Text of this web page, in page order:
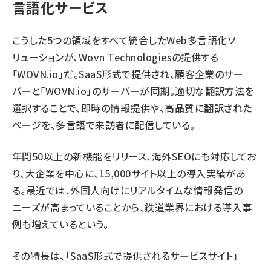
言語化サービス
こうした5つの領域をすべて統合したWeb多言語化ソ
リューションが、Wovn Technologiesの提供する
「WOVN.io 」だ。SaaS形式で提供され、顧客企業のサー
バーと「WOVN.io」のサーバーが同期。適切な翻訳方法を
選択することで、即時の情報提供や、高品質に翻訳された
ページを、多言語で来訪者に配信している。
年間50以上の新機能をリリース、海外SEOにも対応してお
り、大企業を中心に、15,000サイト以上の導入実績があ
る。最近では、外国人向けにリアルタイムな情報発信の
ニーズが高まっていることから、鉄道業界における導入事
例も増えているという。
その特長は、「SaaS形式で提供されるサービスサイト」